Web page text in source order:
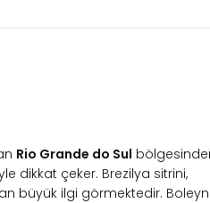
Rio Grande do Sul
dikkat çeker. Brezilya sitrini,
büyük ilgi görmektedir. Boleyn